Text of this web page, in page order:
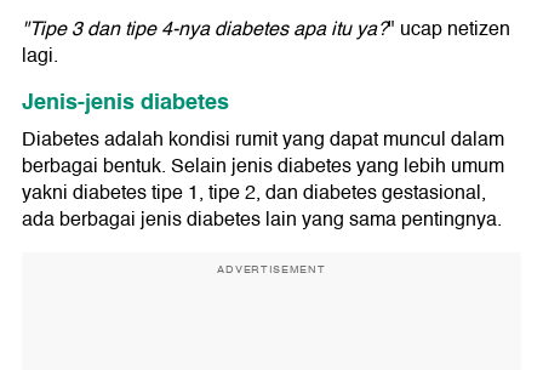
"Tipe 3 dan tipe 4-nya diabetes apa itu ya?" ucap netizen
lagi.
Jenis-jenis diabetes
Diabetes adalah kondisi rumit yang dapat muncul dalam
berbagai bentuk. Selain jenis diabetes yang lebih umum
yakni diabetes tipe 1, tipe 2, dan diabetes gestasional,
ada berbagai jenis diabetes lain yang sama pentingnya.
ADVERTISEMENT